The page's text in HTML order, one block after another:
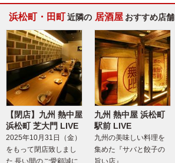
浜松町・田町近隣の 居酒屋 おすすめ店舗
【閉店】九州 熱中屋
浜松町 芝大門 LIVE
2025年10月31日（金）
をもって閉店致しまし
た 長い間のご愛顧誠に
九州 熱中屋 浜松町
駅前 LIVE
九州の美味しい料理を
集めた『サバと餃子の
旨い店』